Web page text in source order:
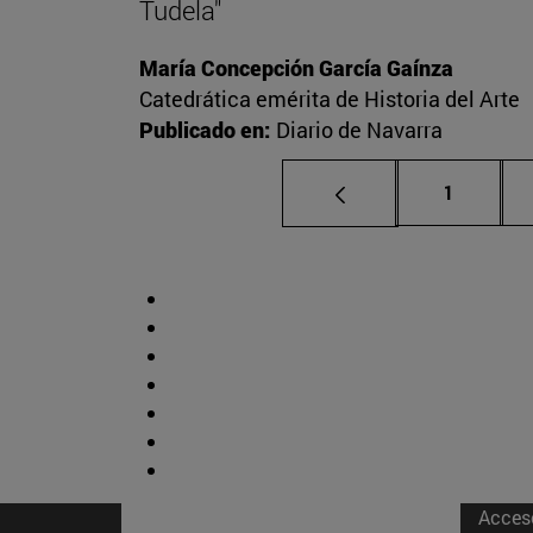
Tudela"
María Concepción García Gaínza
Catedrática emérita de Historia del Arte
Publicado en: Diario de Navarra
Página
1